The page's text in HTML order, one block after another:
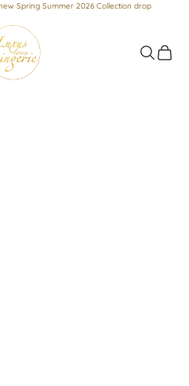
Spring Summer 2026 Collection drop
loves Lingerie
Suchen